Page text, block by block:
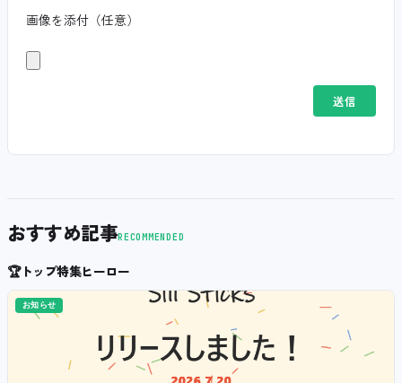
画像を添付（任意）
おすすめ記事RECOMMENDED
🏆トップ特集ヒーロー
お知らせ